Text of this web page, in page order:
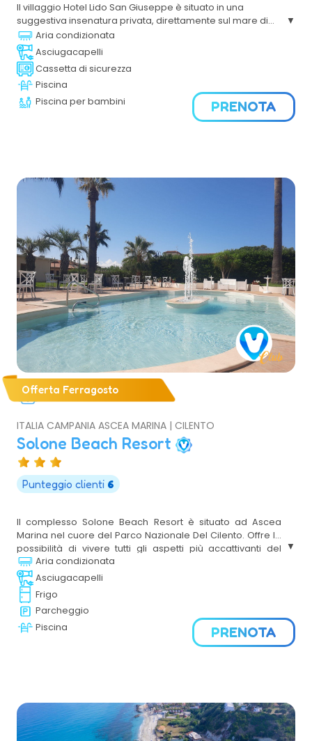
Il villaggio Hotel Lido San Giuseppe è situato in una
suggestiva insenatura privata, direttamente sul mare di
Briatico,si trova sulla costa tirrenica calabrese, a ridosso
di una bellissima spiaggia privata con ampi spazi verdi
per il relax di tutta la famiglia. Il Villaggio dista pochi
chilometri da Tropea, Capo Vaticano e Pizzo Calabro.
Aria condizionata
Asciugacapelli
Cassetta di sicurezza
Piscina
Piscina per bambini
PRENOTA
Offerta Ferragosto
ITALIA CAMPANIA ASCEA MARINA | CILENTO
Solone Beach Resort
Punteggio clienti 6
Il complesso Solone Beach Resort è situato ad Ascea
Marina nel cuore del Parco Nazionale Del Cilento. Offre la
possibilità di vivere tutti gli aspetti più accattivanti del
territorio del Parco, dai suggestivi scavi archeologici di
Velia, l’antica Elea, a soli 350 metri, alle indimenticabili
atmosfere naturali e ambientali contornate da un mare
cristallino insignito ormai da molti anni dalla Bandiera Blu.
Aria condizionata
Asciugacapelli
Frigo
Parcheggio
Piscina
PRENOTA